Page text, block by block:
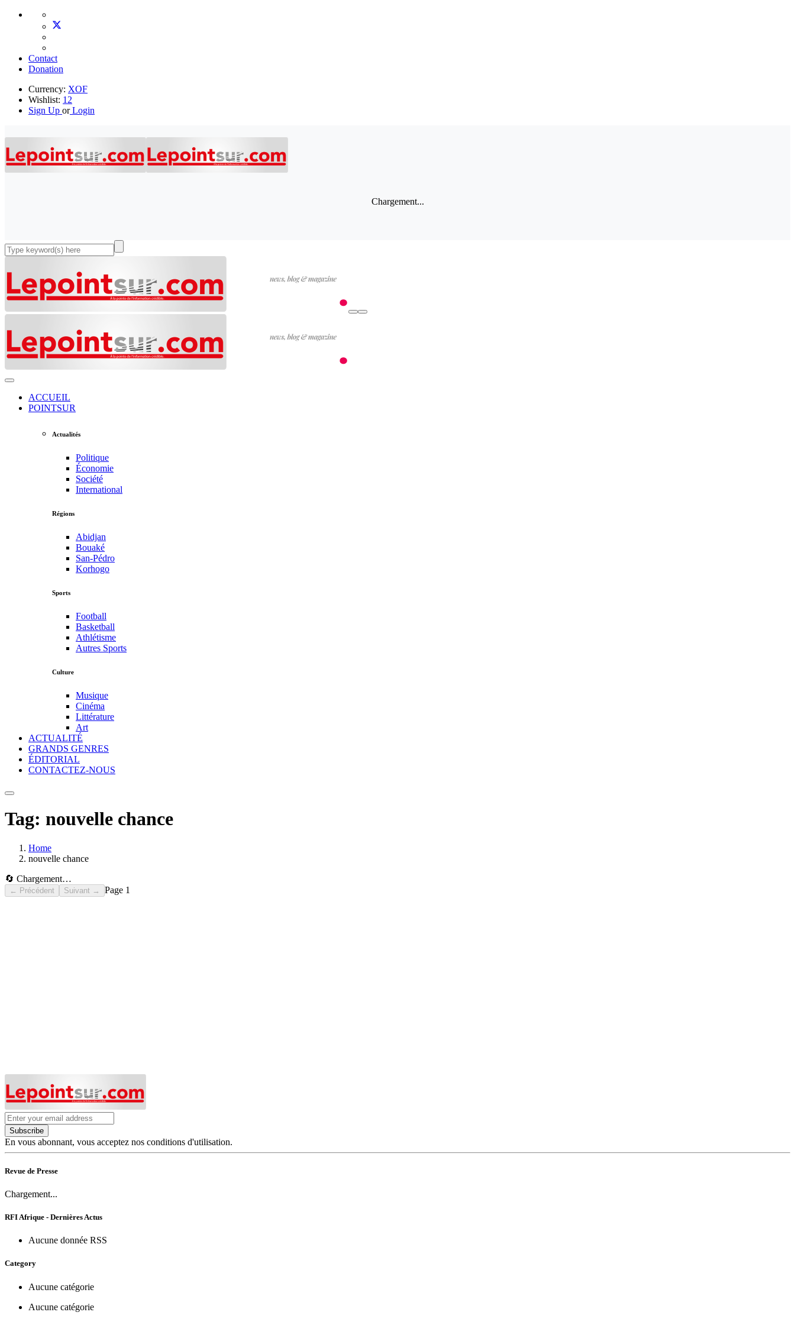
Contact
Donation
Currency: XOF
Wishlist: 12
Sign Up orLogin
Chargement...
ACCUEIL
POINTSUR
Actualités
Politique
Économie
Société
International
Régions
Abidjan
Bouaké
San-Pédro
Korhogo
Sports
Football
Basketball
Athlétisme
Autres Sports
Culture
Musique
Cinéma
Littérature
Art
ACTUALITÉ
GRANDS GENRES
ÉDITORIAL
CONTACTEZ-NOUS
Tag: nouvelle chance
Home
nouvelle chance
🔄 Chargement…
← Précédent Suivant → Page 1
Subscribe
En vous abonnant, vous acceptez nos conditions d'utilisation.
Revue de Presse
Chargement...
RFI Afrique - Dernières Actus
Aucune donnée RSS
Category
Aucune catégorie
Aucune catégorie